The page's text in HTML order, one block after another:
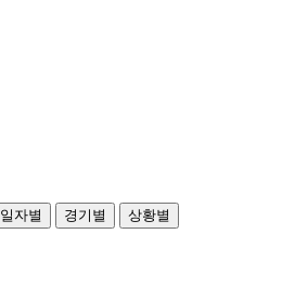
일자별 경기별 상황별